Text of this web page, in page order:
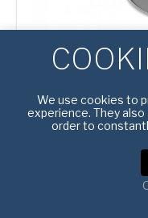
Top
We use cookies to
experience. They also
order to